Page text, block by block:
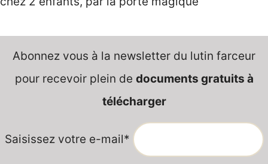
Abonnez vous à la newsletter du lutin farceur
pour recevoir plein de documents gratuits à
télécharger
Saisissez votre e-mail*